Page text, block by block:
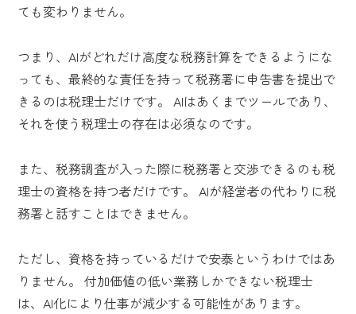
ても変わりません。
つまり、AIがどれだけ高度な税務計算をできるようにな
っても、最終的な責任を持って税務署に申告書を提出で
きるのは税理士だけです。 AIはあくまでツールであり、
それを使う税理士の存在は必須なのです。
また、税務調査が入った際に税務署と交渉できるのも税
理士の資格を持つ者だけです。 AIが経営者の代わりに税
務署と話すことはできません。
ただし、資格を持っているだけで安泰というわけではあ
りません。 付加価値の低い業務しかできない税理士
は、AI化により仕事が減少する可能性があります。